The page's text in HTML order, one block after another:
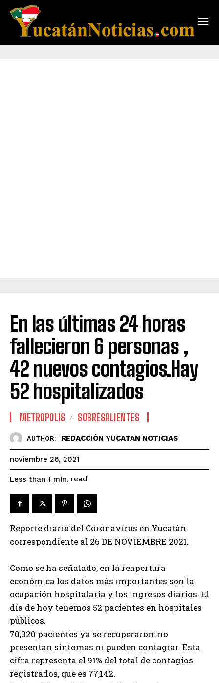
En las últimas 24 horas
fallecieron 6 personas ,
42 nuevos contagios.Hay
52 hospitalizados
METROPOLIS SOBRESALIENTES
AUTHOR: REDACCIÓN YUCATAN NOTICIAS
noviembre 26, 2021
Less than 1 min. read
Reporte diario del Coronavirus en Yucatán
correspondiente al 26 DE NOVIEMBRE 2021.
Como se ha señalado, en la reapertura
económica los datos más importantes son la
ocupación hospitalaria y los ingresos diarios. El
día de hoy tenemos 52 pacientes en hospitales
públicos.
70,320 pacientes ya se recuperaron: no
presentan síntomas ni pueden contagiar. Esta
cifra representa el 91% del total de contagios
registrados, que es 77,142.